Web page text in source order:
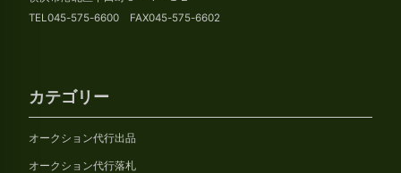
TEL045-575-6600 FAX045-575-6602
カテゴリー
オークション代行出品
オークション代行落札